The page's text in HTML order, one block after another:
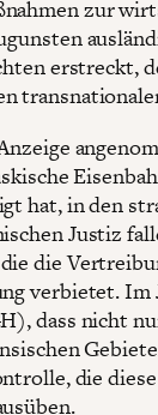
zur
erstreckt,
hat, in den
Justiz
die
verbietet. Im
dass nicht
die